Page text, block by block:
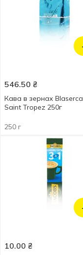
546.50 ₴
Кава в зернах
Saint Tropez 250г
250 г
10.00 ₴